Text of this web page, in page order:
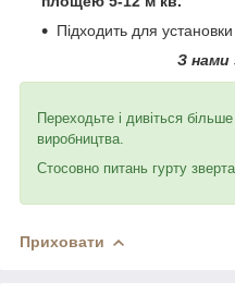
Підходить для
З
Переходьте і дивіться більше
виробництва.
Стосовно питань гурту
Приховати